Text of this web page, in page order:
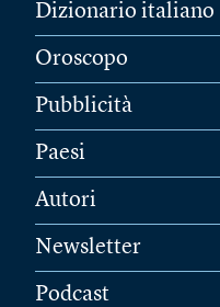
Dizionario italiano
Oroscopo
Pubblicità
Paesi
Autori
Newsletter
Podcast